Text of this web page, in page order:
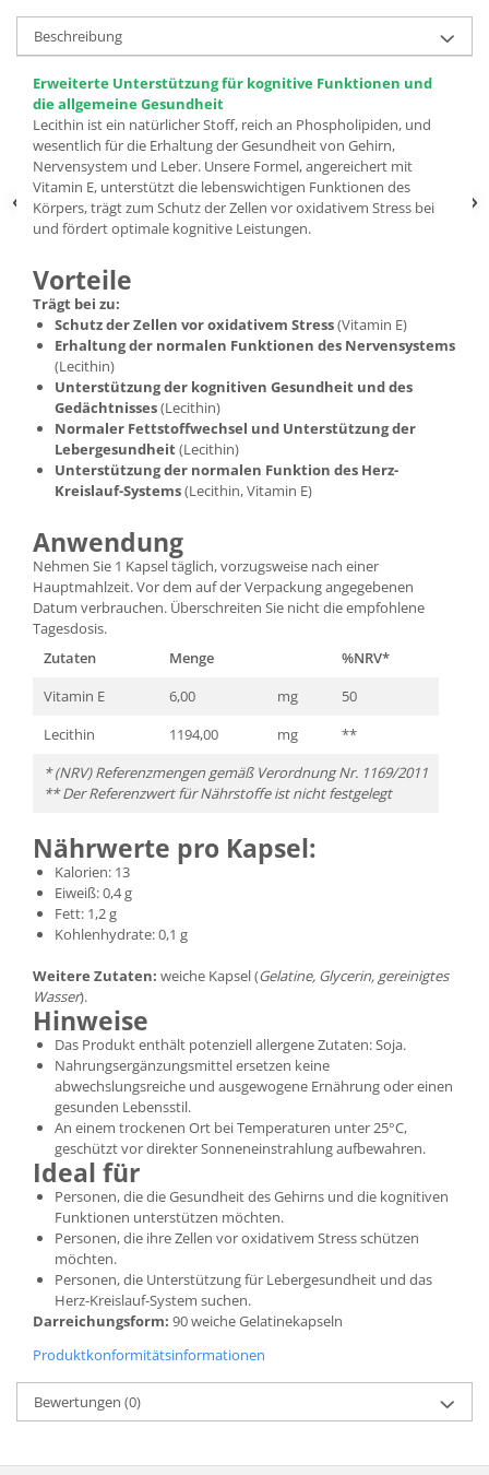
Beschreibung
Erweiterte Unterstützung für kognitive Funktionen und
die allgemeine Gesundheit
Lecithin ist ein natürlicher Stoff, reich an Phospholipiden, und
wesentlich für die Erhaltung der Gesundheit von Gehirn,
Nervensystem und Leber. Unsere Formel, angereichert mit
Vitamin E, unterstützt die lebenswichtigen Funktionen des
Körpers, trägt zum Schutz der Zellen vor oxidativem Stress bei
und fördert optimale kognitive Leistungen.
Vorteile
Trägt bei zu:
Schutz der Zellen vor oxidativem Stress(Vitamin E)
Erhaltung der normalen Funktionen des Nervensystems
(Lecithin)
Unterstützung der kognitiven Gesundheit und des
Gedächtnisses(Lecithin)
Normaler Fettstoffwechsel und Unterstützung der
Lebergesundheit(Lecithin)
Unterstützung der normalen Funktion des Herz-
Kreislauf-Systems(Lecithin, Vitamin E)
Anwendung
Nehmen Sie 1 Kapsel täglich, vorzugsweise nach einer
Hauptmahlzeit. Vor dem auf der Verpackung angegebenen
Datum verbrauchen. Überschreiten Sie nicht die empfohlene
Tagesdosis.
Zutaten
Menge
%NRV*
Vitamin E
6,00 mg
50
Lecithin
1194,00 mg
**
* (NRV) Referenzmengen gemäß Verordnung Nr. 1169/2011
** Der Referenzwert für Nährstoffe ist nicht festgelegt
Nährwerte pro Kapsel:
Kalorien: 13
Eiweiß: 0,4 g
Fett: 1,2 g
Kohlenhydrate: 0,1 g
Weitere Zutaten: weiche Kapsel (Gelatine, Glycerin, gereinigtes
Wasser).
Hinweise
Das Produkt enthält potenziell allergene Zutaten: Soja.
Nahrungsergänzungsmittel ersetzen keine
abwechslungsreiche und ausgewogene Ernährung oder einen
gesunden Lebensstil.
An einem trockenen Ort bei Temperaturen unter 25°C,
geschützt vor direkter Sonneneinstrahlung aufbewahren.
Ideal für
Personen, die die Gesundheit des Gehirns und die kognitiven
Funktionen unterstützen möchten.
Personen, die ihre Zellen vor oxidativem Stress schützen
möchten.
Personen, die Unterstützung für Lebergesundheit und das
Herz-Kreislauf-System suchen.
Darreichungsform: 90 weiche Gelatinekapseln
Produktkonformitätsinformationen
Bewertungen (0)